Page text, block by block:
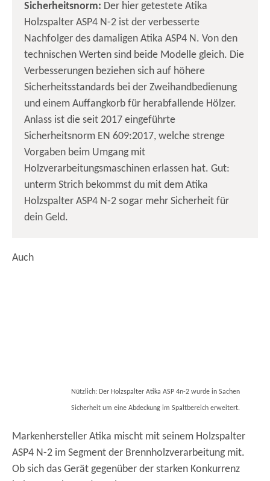
Sicherheitsnorm: Der hier getestete Atika
Holzspalter ASP4 N-2 ist der verbesserte
Nachfolger des damaligen Atika ASP4 N. Von den
technischen Werten sind beide Modelle gleich. Die
Verbesserungen beziehen sich auf höhere
Sicherheitsstandards bei der Zweihandbedienung
und einem Auffangkorb für herabfallende Hölzer.
Anlass ist die seit 2017 eingeführte
Sicherheitsnorm EN 609:2017, welche strenge
Vorgaben beim Umgang mit
Holzverarbeitungsmaschinen erlassen hat. Gut:
unterm Strich bekommst du mit dem Atika
Holzspalter ASP4 N-2 sogar mehr Sicherheit für
dein Geld.
Nützlich: Der Holzspalter Atika ASP 4n-2 wurde in Sachen
Sicherheit um eine Abdeckung im Spaltbereich erweitert.
Auch
Markenhersteller Atika mischt mit seinem Holzspalter
ASP4 N-2 im Segment der Brennholzverarbeitung mit.
Ob sich das Gerät gegenüber der starken Konkurrenz